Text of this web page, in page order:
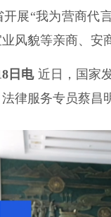
展“我为营商代
风貌等亲商、安
日电近日，国家
律服务专员蔡昌